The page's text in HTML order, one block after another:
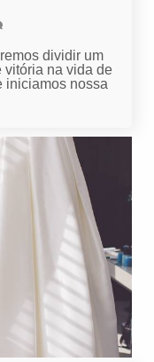
dividir um
vitória na vida de
iniciamos nossa